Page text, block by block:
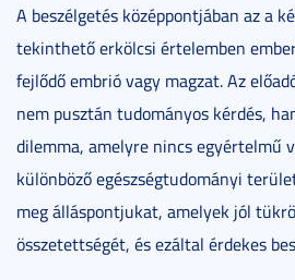
A beszélgetés középpontjában az a
tekinthető erkölcsi értelemben
fejlődő embrió vagy magzat. Az
nem pusztán tudományos kérdés,
dilemma, amelyre nincs egyértelmű
különböző egészségtudományi
meg álláspontjukat, amelyek jól
összetettségét, és ezáltal érdekes